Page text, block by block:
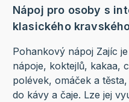
Nápoj pro osoby s
klasického
Pohankový nápoj Zajíc
nápoje, koktejlů, kakaa,
polévek, omáček a
do kávy a čaje. Lze jej